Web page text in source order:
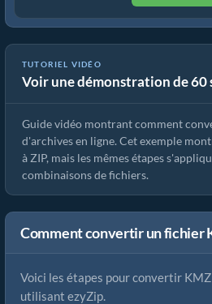
TUTORIEL VIDÉO
Voir une démonstration de 60
Comment convertir des fichiers
Guide vidéo montrant comment
d'archives en ligne. Cet exemple
à ZIP, mais les mêmes étapes
combinaisons de fichiers.
Comment convertir un fichier
Voici les étapes pour convertir
utilisant ezyZip.